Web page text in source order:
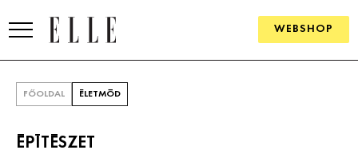
WEBSHOP
FŐOLDAL ÉLETMÓD
ÉPÍTÉSZET